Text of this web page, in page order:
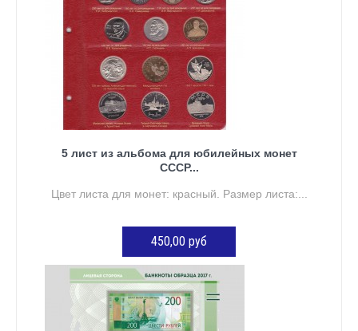
5 лист из альбома для юбилейных монет
СССР...
Цвет листа для монет: красный. Размер листа:...
450,00 руб
ДОБАВИТЬ В КОРЗИНУ